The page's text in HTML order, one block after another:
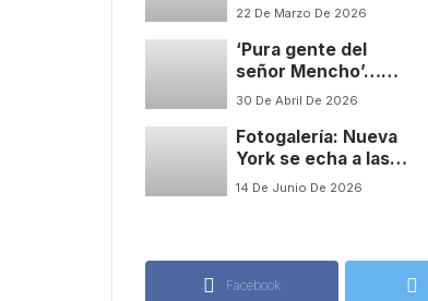
22 De Marzo De 2026
‘Pura gente del
señor Mencho’…
abatida o detenida
30 De Abril De 2026
Fotogalería: Nueva
York se echa a las
calles para celebrar
14 De Junio De 2026
Facebook